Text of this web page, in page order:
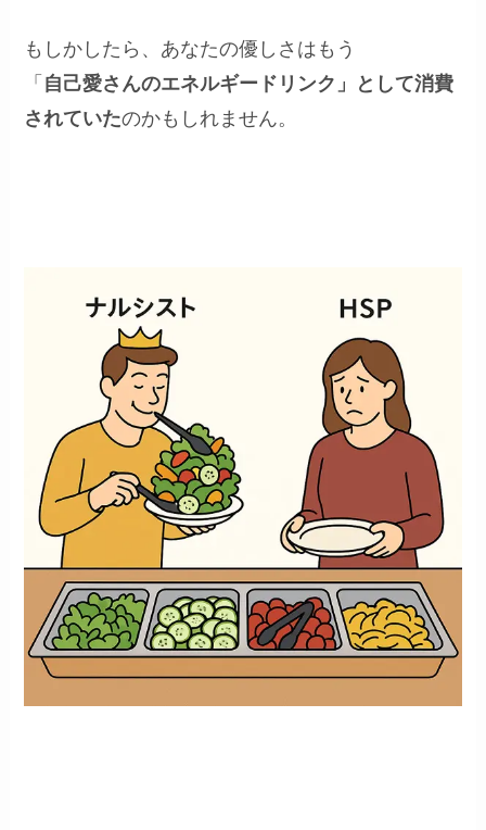
もしかしたら、あなたの優しさはもう
「 自己愛さんのエネルギードリンク」として消費
されていたのかもしれません。